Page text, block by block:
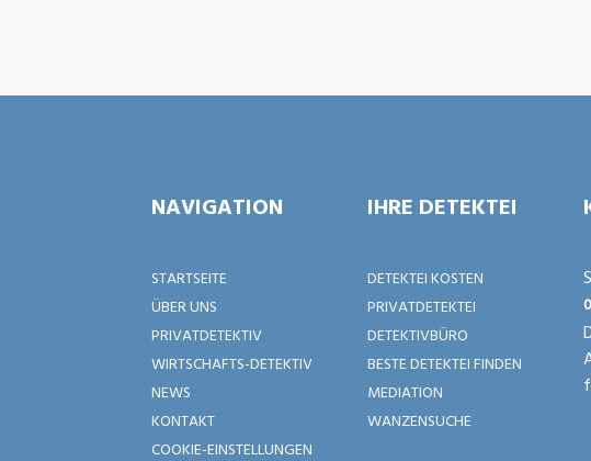
NAVIGATION
STARTSEITE
ÜBER UNS
PRIVATDETEKTIV
WIRTSCHAFTS-DETEKTIV
NEWS
KONTAKT
COOKIE-EINSTELLUNGEN
IHRE DETEKTEI
DETEKTEI KOSTEN
PRIVATDETEKTEI
DETEKTIVBÜRO
BESTE DETEKTEI FINDEN
MEDIATION
WANZENSUCHE